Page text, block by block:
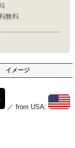
イメージ
／ from USA: